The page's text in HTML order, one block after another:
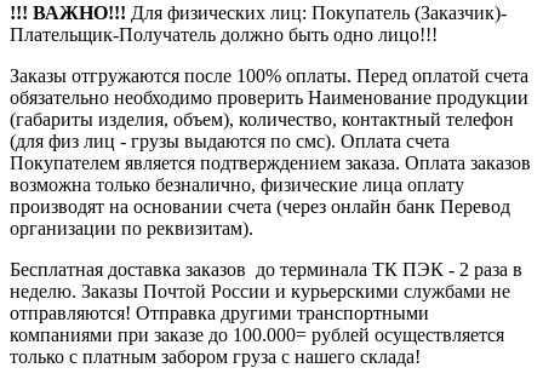
!!! ВАЖНО!!! Для физических лиц: Покупатель (Заказчик)-
Плательщик-Получатель должно быть одно лицо!!!
Заказы отгружаются после 100% оплаты. Перед оплатой счета
обязательно необходимо проверить Наименование продукции
(габариты изделия, объем), количество, контактный телефон
(для физ лиц - грузы выдаются по смс). Оплата счета
Покупателем является подтверждением заказа. Оплата заказов
возможна только безналично, физические лица оплату
производят на основании счета (через онлайн банк Перевод
организации по реквизитам).
Бесплатная доставка заказов до терминала ТК ПЭК - 2 раза в
неделю. Заказы Почтой России и курьерскими службами не
отправляются! Отправка другими транспортными
компаниями при заказе до 100.000= рублей осуществляется
только с платным забором груза с нашего склада!